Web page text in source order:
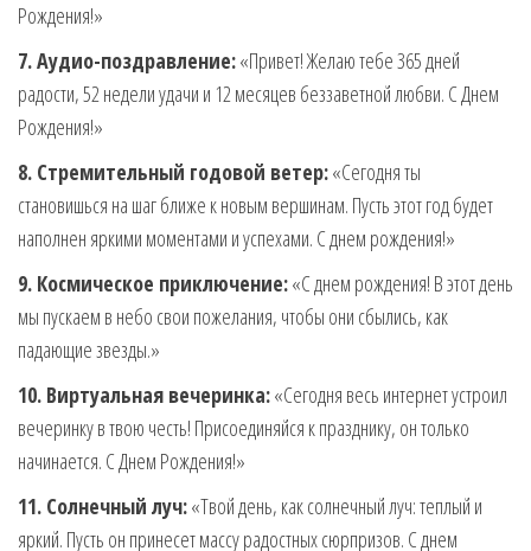
Рождения!»
7. Аудио-поздравление:«Привет! Желаю тебе 365 дней
радости, 52 недели удачи и 12 месяцев беззаветной любви. С Днем
Рождения!»
8. Стремительный годовой ветер:«Сегодня ты
становишься на шаг ближе к новым вершинам. Пусть этот год будет
наполнен яркими моментами и успехами. С днем рождения!»
9. Космическое приключение:«С днем рождения! В этот день
мы пускаем в небо свои пожелания, чтобы они сбылись, как
падающие звезды.»
10. Виртуальная вечеринка:«Сегодня весь интернет устроил
вечеринку в твою честь! Присоединяйся к празднику, он только
начинается. С Днем Рождения!»
11. Солнечный луч:«Твой день, как солнечный луч: теплый и
яркий. Пусть он принесет массу радостных сюрпризов. С днем